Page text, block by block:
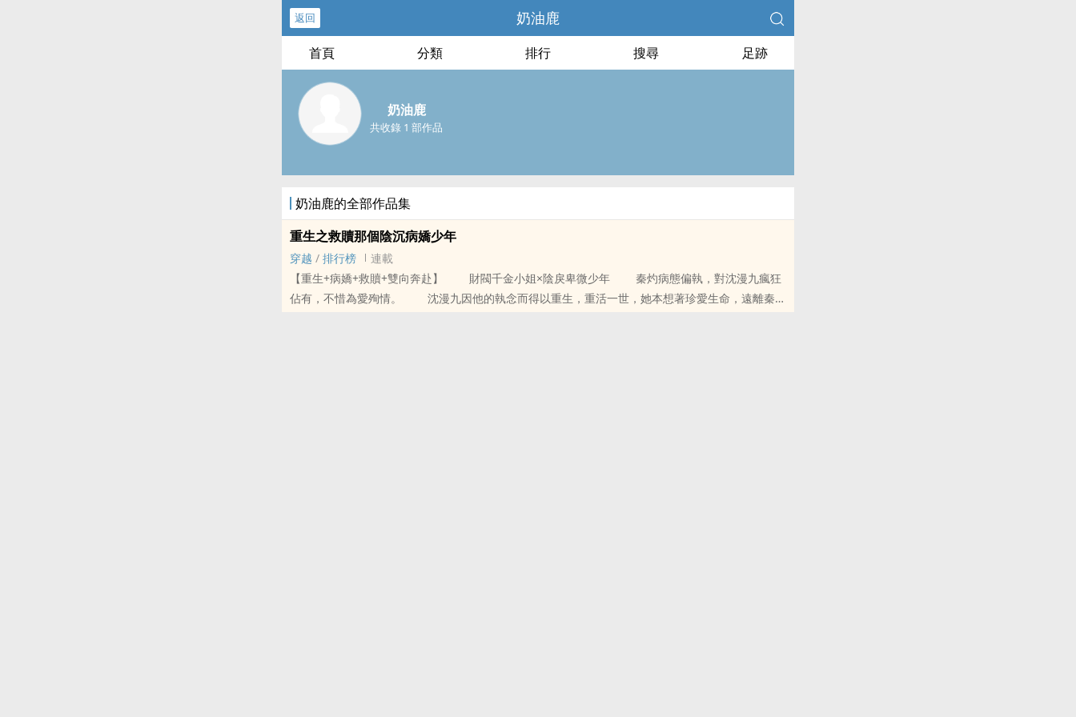
返回 奶油鹿
首頁 分類 排行 搜尋 足跡
奶油鹿
共收錄 1 部作品
奶油鹿的全部作品集
重生之救贖那個陰沉病嬌少年
穿越 / 排行榜
連載
【重生+病嬌+救贖+雙向奔赴】 財閥千金小姐×陰戾卑微少年 秦灼病態偏執，對沈漫九瘋狂
佔有，不惜為愛殉情。 沈漫九因他的執念而得以重生，重活一世，她本想著珍愛生命，遠離秦